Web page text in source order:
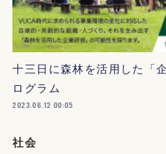
十三日に森林を活用した「
ログラム
2023.06.12 00:05
社会